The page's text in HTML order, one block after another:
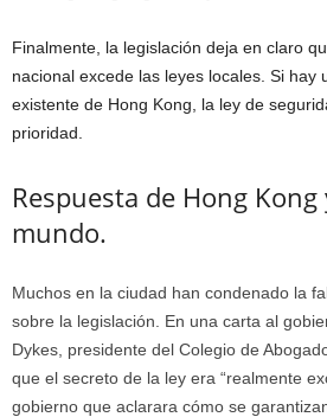
Finalmente, la legislación deja en claro
nacional excede las leyes locales. Si hay
existente de Hong Kong, la ley de
prioridad.
Respuesta de Hong
mundo.
Muchos en la ciudad han condenado la
sobre la legislación. En una carta al
Dykes, presidente del Colegio de
que el secreto de la ley era “realmente
gobierno que aclarara cómo se